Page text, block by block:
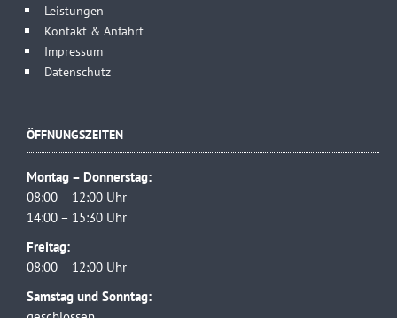
Leistungen
Kontakt & Anfahrt
Impressum
Datenschutz
ÖFFNUNGSZEITEN
Montag – Donnerstag:
08:00 – 12:00 Uhr
14:00 – 15:30 Uhr
Freitag:
08:00 – 12:00 Uhr
Samstag und Sonntag: